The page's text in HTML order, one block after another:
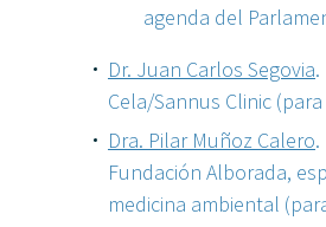
agenda del
Dr. Juan Carlos Segovia.
Cela/Sannus Clinic (para
Dra. Pilar Muñoz Calero
Fundación Alborada,
medicina ambiental